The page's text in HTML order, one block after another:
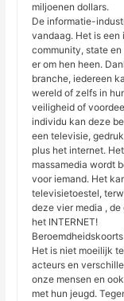
miljoenen dollars.
De informatie-
vandaag. Het is
community, state
er om hen heen.
branche, iedereen
wereld of zelfs in
veiligheid of
individu kan deze
een televisie,
plus het internet.
massamedia wordt
voor iemand. Het
televisietoestel,
deze vier media ,
het INTERNET!
Het is niet moeilijk
acteurs en
onze mensen en
met hun jeugd.